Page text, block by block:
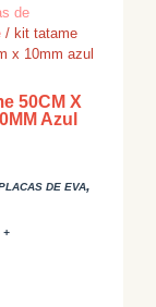
de
/ kit tatame
x 10mm azul
50CM X
Azul
DE EVA,
+